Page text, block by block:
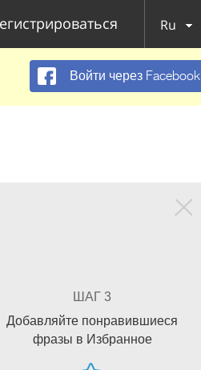
Ru
Войти через Facebook
ШАГ 3
Добавляйте понравившиеся
фразы в Избранное